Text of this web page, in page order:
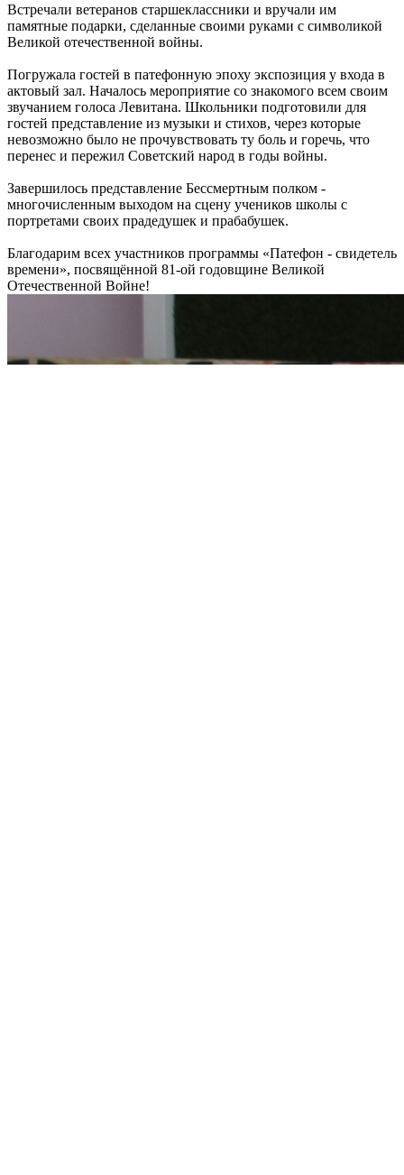
Встречали ветеранов старшеклассники и вручали им
памятные подарки, сделанные своими руками с символикой
Великой отечественной войны.
Погружала гостей в патефонную эпоху экспозиция у входа в
актовый зал. Началось мероприятие со знакомого всем своим
звучанием голоса Левитана. Школьники подготовили для
гостей представление из музыки и стихов, через которые
невозможно было не прочувствовать ту боль и горечь, что
перенес и пережил Советский народ в годы войны.
Завершилось представление Бессмертным полком -
многочисленным выходом на сцену учеников школы с
портретами своих прадедушек и прабабушек.
Благодарим всех участников программы «Патефон - свидетель
времени», посвящённой 81-ой годовщине Великой
Отечественной Войне!